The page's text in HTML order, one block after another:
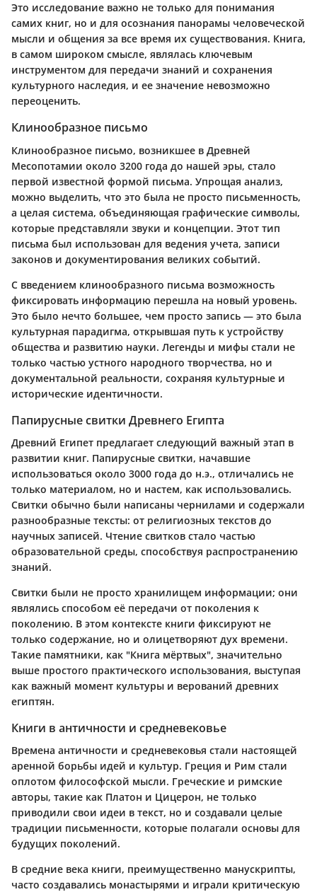
Это исследование важно не только для понимания
самих книг, но и для осознания панорамы человеческой
мысли и общения за все время их существования. Книга,
в самом широком смысле, являлась ключевым
инструментом для передачи знаний и сохранения
культурного наследия, и ее значение невозможно
переоценить.
Клинообразное письмо
Клинообразное письмо, возникшее в Древней
Месопотамии около 3200 года до нашей эры, стало
первой известной формой письма. Упрощая анализ,
можно выделить, что это была не просто письменность,
а целая система, объединяющая графические символы,
которые представляли звуки и концепции. Этот тип
письма был использован для ведения учета, записи
законов и документирования великих событий.
С введением клинообразного письма возможность
фиксировать информацию перешла на новый уровень.
Это было нечто большее, чем просто запись — это была
культурная парадигма, открывшая путь к устройству
общества и развитию науки. Легенды и мифы стали не
только частью устного народного творчества, но и
документальной реальности, сохраняя культурные и
исторические идентичности.
Папирусные свитки Древнего Египта
Древний Египет предлагает следующий важный этап в
развитии книг. Папирусные свитки, начавшие
использоваться около 3000 года до н.э., отличались не
только материалом, но и настем, как использовались.
Свитки обычно были написаны чернилами и содержали
разнообразные тексты: от религиозных текстов до
научных записей. Чтение свитков стало частью
образовательной среды, способствуя распространению
знаний.
Свитки были не просто хранилищем информации; они
являлись способом её передачи от поколения к
поколению. В этом контексте книги фиксируют не
только содержание, но и олицетворяют дух времени.
Такие памятники, как "Книга мёртвых", значительно
выше простого практического использования, выступая
как важный момент культуры и верований древних
египтян.
Книги в античности и средневековье
Времена античности и средневековья стали настоящей
аренной борьбы идей и культур. Греция и Рим стали
оплотом философской мысли. Греческие и римские
авторы, такие как Платон и Цицерон, не только
приводили свои идеи в текст, но и создавали целые
традиции письменности, которые полагали основы для
будущих поколений.
В средние века книги, преимущественно манускрипты,
часто создавались монастырями и играли критическую